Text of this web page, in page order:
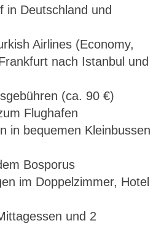
in Deutschland und
Airlines (Economy,
nach Istanbul und
(ca. 90 €)
Flughafen
in bequemen Kleinbussen
Bosporus
im Doppelzimmer, Hotel
und 2